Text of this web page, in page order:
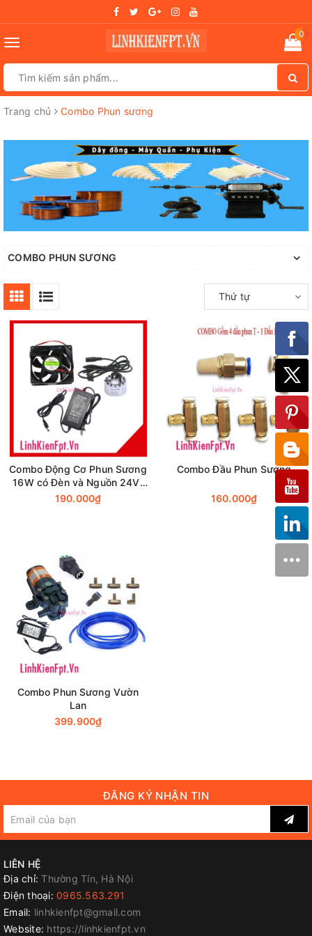
Toggle
0
Trang chủ Combo Phun sương
COMBO PHUN SƯƠNG
Thứ tự
Combo Động Cơ Phun Sương
16W có Đèn và Nguồn 24V-
2A (Tặng Quạt Tản Nhiệt
190.000₫
Combo Đầu Phun Sương
160.000₫
Combo Phun Sương Vườn
Lan
399.900₫
ĐĂNG KÝ NHẬN TIN
LIÊN HỆ
Địa chỉ: Thường Tín, Hà Nội
Điện thoại: 0965.563.291
Email: linhkienfpt@gmail.com
Website: https://linhkienfpt.vn